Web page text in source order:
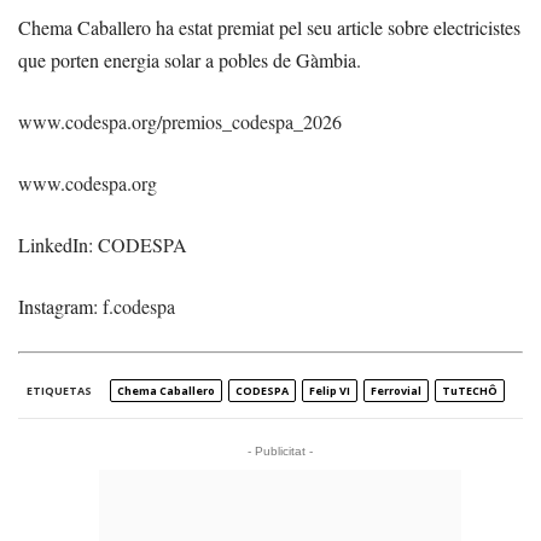
Chema Caballero ha estat premiat pel seu article sobre electricistes
que porten energia solar a pobles de Gàmbia.
www.codespa.org/premios_codespa_2026
www.codespa.org
LinkedIn: CODESPA
Instagram: f.codespa
ETIQUETAS Chema Caballero CODESPA Felip VI Ferrovial TuTECHÔ
- Publicitat -